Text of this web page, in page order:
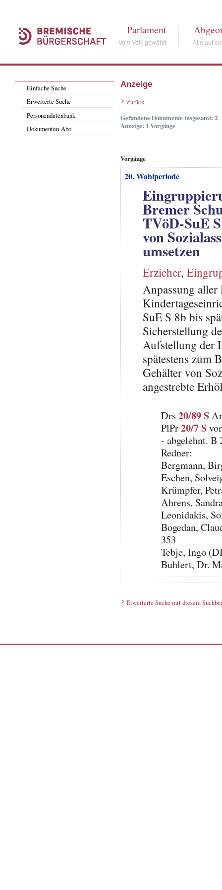
Parlament
Vom Volk gewählt Alle auf
Einfache Suche
Erweiterte Suche
Personendatenbank
Dokumenten-Abo
Anzeige
Zurück
Gefundene Dokumente insgesamt: 2
Anzeige: 1 Vorgänge
Vorgänge
20. Wahlperiode
Bremer
TVöD-SuE
von
umsetzen
Erzieher,
Anpassung
SuE S 8b bis
Sicherstellung
Aufstellung der
spätestens zum
Gehälter von
angestrebte
Drs 20/89 S
PlPr20/7 S
- abgelehnt. B
Redner:
Bergmann,
Eschen,
Krümpfer,
Ahrens,
Leonidakis,
Bogedan,
353
Tebje, Ingo
Buhlert, Dr.
Erweiterte Suche mit diesem